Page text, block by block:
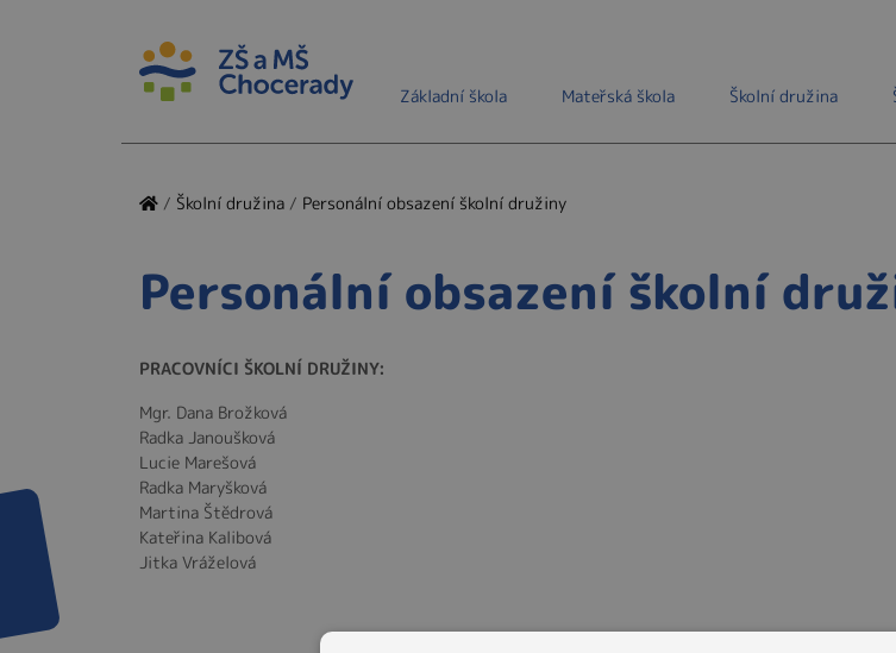
Základní škola Mateřská škola Školní družina
/ Školní družina / Personální obsazení školní družiny
Personální obsazení školní
PRACOVNÍCI ŠKOLNÍ DRUŽINY:
Mgr. Dana Brožková
Radka Janoušková
Lucie Marešová
Radka Maryšková
Martina Štědrová
Kateřina Kalibová
Jitka Vráželová